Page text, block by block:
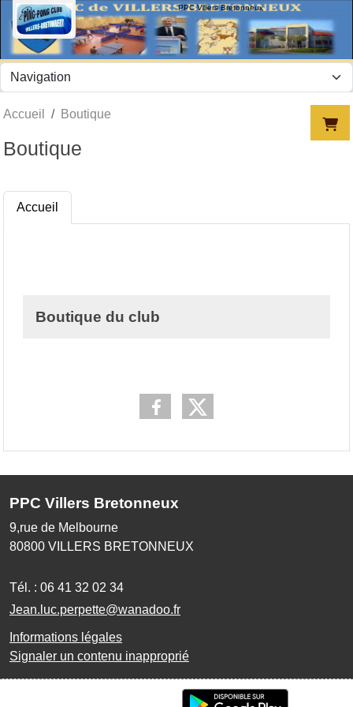
PPC Villers Bretonneux
Accueil Boutique
Boutique
Accueil
Boutique du club
PPC Villers Bretonneux
9,rue de Melbourne
80800 VILLERS BRETONNEUX
Tél. : 06 41 32 02 34
Jean.luc.perpette@wanadoo.fr
Informations légales
Signaler un contenu inapproprié
Panneau de gestion des cookies